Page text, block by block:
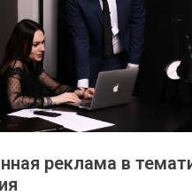
реклама в